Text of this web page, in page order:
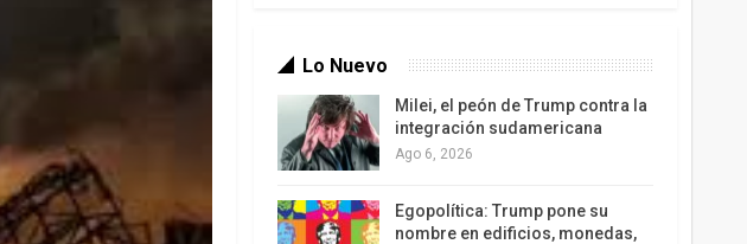
Lo Nuevo
Milei, el peón de Trump contra la
integración sudamericana
Ago 6, 2026
Egopolítica: Trump pone su
nombre en edificios, monedas,